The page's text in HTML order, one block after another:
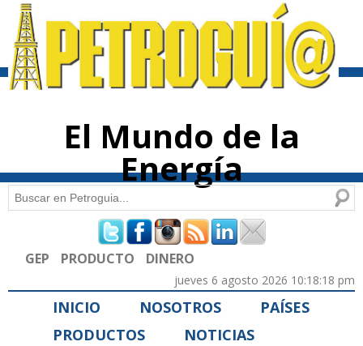
contenido
El Mundo de la
Energía
Formulario de búsqueda
Buscar
GEP PRODUCTO DINERO
jueves 6 agosto 2026 10:18:18 pm
INICIO NOSOTROS
PAÍSES
PRODUCTOS
NOTICIAS